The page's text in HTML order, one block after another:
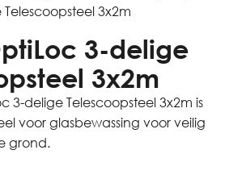
3x2m
3-delige
3x2m
3-delige Telescoopsteel 3x2m is
voor glasbewassing voor veilig
grond.